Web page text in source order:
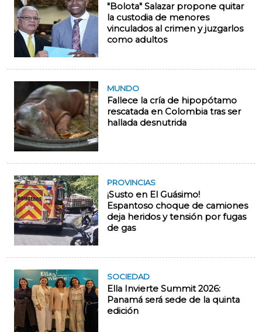
"Bolota" Salazar propone quitar
la custodia de menores
vinculados al crimen y juzgarlos
como adultos
MUNDO
Fallece la cría de hipopótamo
rescatada en Colombia tras ser
hallada desnutrida
PROVINCIAS
¡Susto en El Guásimo!
Espantoso choque de camiones
deja heridos y tensión por fugas
de gas
SOCIEDAD
Ella Invierte Summit 2026:
Panamá será sede de la quinta
edición